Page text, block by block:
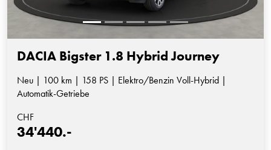
DACIA Bigster 1.8 Hybrid Journey
Neu | 100 km | 158 PS | Elektro/Benzin Voll-Hybrid |
Automatik-Getriebe
CHF
34'440.-